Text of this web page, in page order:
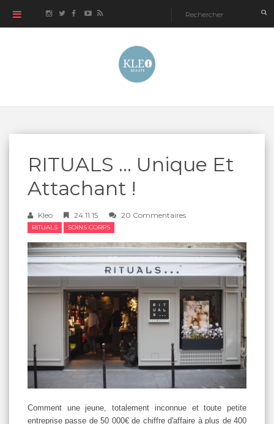
RITUALS ... Unique Et
Attachant !
Kleo 24.11.15 20 Commentaires
RITUALS SOINS CORPS
Comment une jeune, totalement inconnue et toute petite
entreprise passe de 50 000€ de chiffre d'affaire à plus de 400